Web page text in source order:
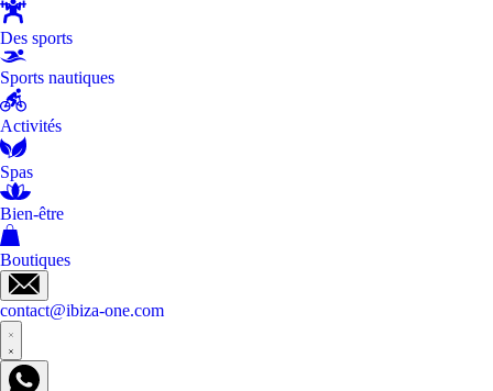
Des sports
Sports nautiques
Activités
Spas
Bien-être
Boutiques
contact@ibiza-one.com